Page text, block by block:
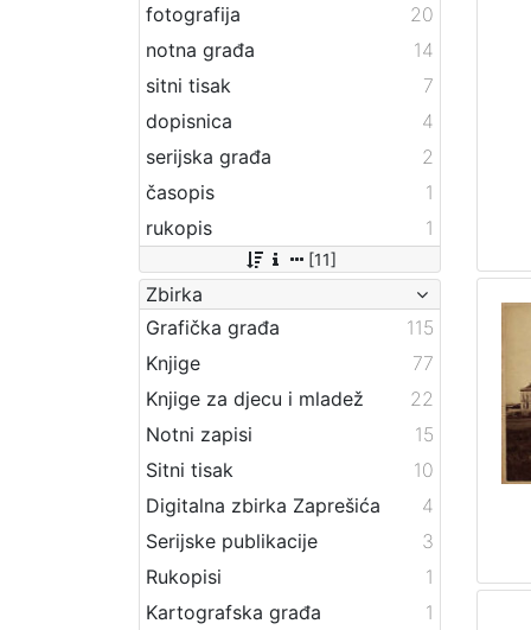
fotografija
20
notna građa
14
sitni tisak
7
dopisnica
4
serijska građa
2
časopis
1
rukopis
1
[11]
Zbirka
Grafička građa
115
Knjige
77
Knjige za djecu i mladež
22
Notni zapisi
15
Sitni tisak
10
Digitalna zbirka Zaprešića
4
Serijske publikacije
3
Rukopisi
1
Kartografska građa
1